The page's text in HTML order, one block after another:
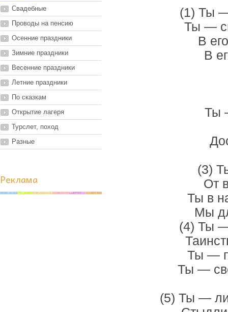
Свадебные
Проводы на пенсию
Осенние праздники
Зимние праздники
Весенние праздники
Летние праздники
По сказкам
Открытие лагеря
Турслет, поход
Разные
Реклама
(1) Ты
Ты —
В
В
Ты
(3)
От
Ты в
Мы
(4) Ты —
Ты —
Ты —
(5) Ты —